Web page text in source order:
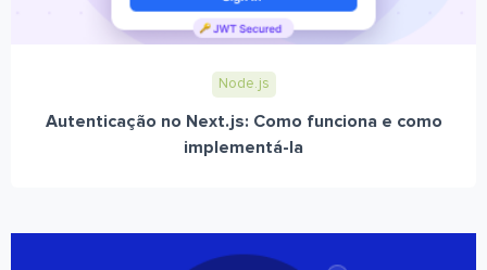
Node.js
Autenticação no Next.js: Como funciona e como
implementá-la